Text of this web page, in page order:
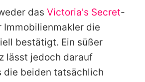
das Victoria's Secret-
Immobilienmakler die
bestätigt. Ein süßer
lässt jedoch darauf
die beiden tatsächlich